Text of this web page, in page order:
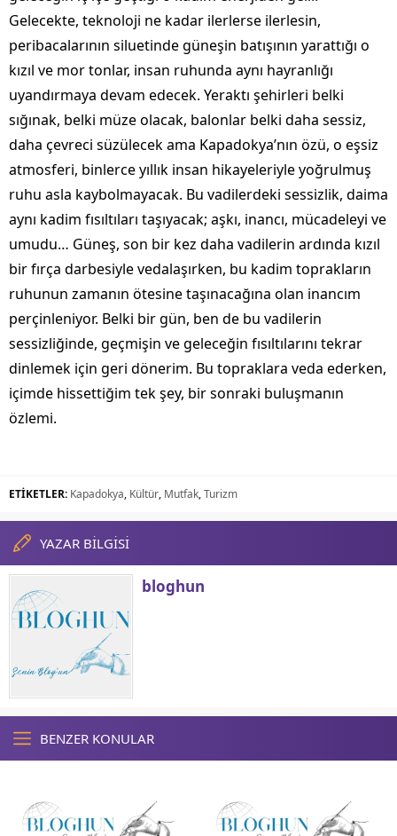
Gelecekte, teknoloji ne kadar ilerlerse ilerlesin,
peribacalarının siluetinde güneşin batışının yarattığı o
kızıl ve mor tonlar, insan ruhunda aynı hayranlığı
uyandırmaya devam edecek. Yeraktı şehirleri belki
sığınak, belki müze olacak, balonlar belki daha sessiz,
daha çevreci süzülecek ama Kapadokya’nın özü, o eşsiz
atmosferi, binlerce yıllık insan hikayeleriyle yoğrulmuş
ruhu asla kaybolmayacak. Bu vadilerdeki sessizlik, daima
aynı kadim fısıltıları taşıyacak; aşkı, inancı, mücadeleyi ve
umudu… Güneş, son bir kez daha vadilerin ardında kızıl
bir fırça darbesiyle vedalaşırken, bu kadim toprakların
ruhunun zamanın ötesine taşınacağına olan inancım
perçinleniyor. Belki bir gün, ben de bu vadilerin
sessizliğinde, geçmişin ve geleceğin fısıltılarını tekrar
dinlemek için geri dönerim. Bu topraklara veda ederken,
içimde hissettiğim tek şey, bir sonraki buluşmanın
özlemi.
ETİKETLER: Kapadokya, Kültür, Mutfak,Turizm
YAZAR BİLGİSİ
bloghun
BENZER KONULAR